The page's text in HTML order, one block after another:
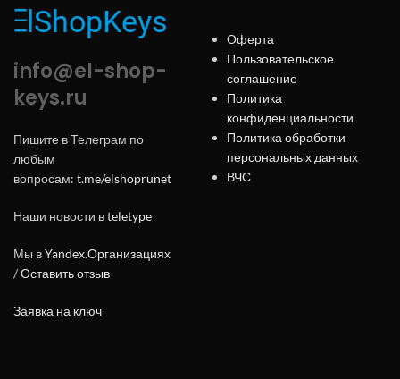
info@el-shop-
keys.ru
Пишите в Телеграм по
любым
вопросам: t.me/elshoprunet
Наши новости вteletype
Мы вYandex.Организациях
/Оставить отзыв
Заявка на ключ
Оферта
Пользовательское
соглашение
Политика
конфиденциальности
Политика обработки
персональных данных
ВЧС